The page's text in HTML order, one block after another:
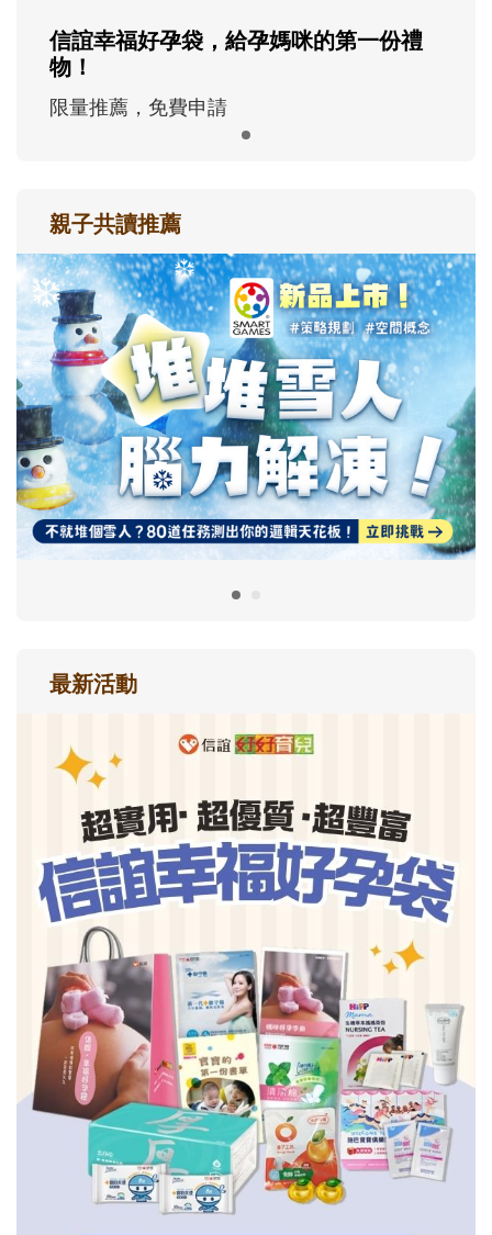
信誼幸福好孕袋，給孕媽咪的第一份禮
物！
限量推薦，免費申請
親子共讀推薦
最新活動
信誼基金會 附設幼兒園